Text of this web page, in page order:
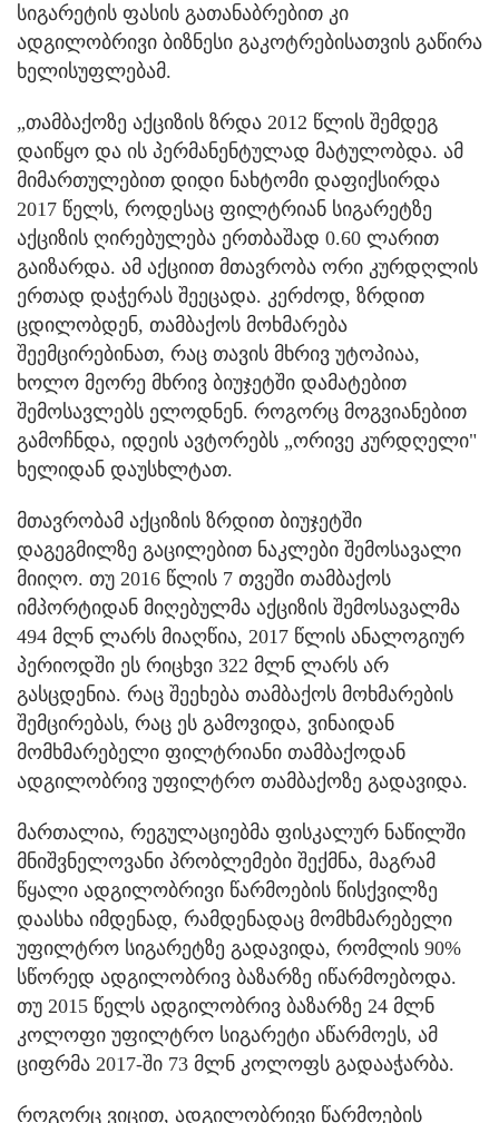
სიგარეტის ფასის გათანაბრებით კი
ადგილობრივი ბიზნესი გაკოტრებისათვის გაწირა
ხელისუფლებამ.
„თამბაქოზე აქციზის ზრდა 2012 წლის შემდეგ
დაიწყო და ის პერმანენტულად მატულობდა. ამ
მიმართულებით დიდი ნახტომი დაფიქსირდა
2017 წელს, როდესაც ფილტრიან სიგარეტზე
აქციზის ღირებულება ერთბაშად 0.60 ლარით
გაიზარდა. ამ აქციით მთავრობა ორი კურდღლის
ერთად დაჭერას შეეცადა. კერძოდ, ზრდით
ცდილობდენ, თამბაქოს მოხმარება
შეემცირებინათ, რაც თავის მხრივ უტოპიაა,
ხოლო მეორე მხრივ ბიუჯეტში დამატებით
შემოსავლებს ელოდნენ. როგორც მოგვიანებით
გამოჩნდა, იდეის ავტორებს „ორივე კურდღელი"
ხელიდან დაუსხლტათ.
მთავრობამ აქციზის ზრდით ბიუჯეტში
დაგეგმილზე გაცილებით ნაკლები შემოსავალი
მიიღო. თუ 2016 წლის 7 თვეში თამბაქოს
იმპორტიდან მიღებულმა აქციზის შემოსავალმა
494 მლნ ლარს მიაღწია, 2017 წლის ანალოგიურ
პერიოდში ეს რიცხვი 322 მლნ ლარს არ
გასცდენია. რაც შეეხება თამბაქოს მოხმარების
შემცირებას, რაც ეს გამოვიდა, ვინაიდან
მომხმარებელი ფილტრიანი თამბაქოდან
ადგილობრივ უფილტრო თამბაქოზე გადავიდა.
მართალია, რეგულაციებმა ფისკალურ ნაწილში
მნიშვნელოვანი პრობლემები შექმნა, მაგრამ
წყალი ადგილობრივი წარმოების წისქვილზე
დაასხა იმდენად, რამდენადაც მომხმარებელი
უფილტრო სიგარეტზე გადავიდა, რომლის 90%
სწორედ ადგილობრივ ბაზარზე იწარმოებოდა.
თუ 2015 წელს ადგილობრივ ბაზარზე 24 მლნ
კოლოფი უფილტრო სიგარეტი აწარმოეს, ამ
ციფრმა 2017-ში 73 მლნ კოლოფს გადააჭარბა.
როგორც ვიცით, ადგილობრივი წარმოების